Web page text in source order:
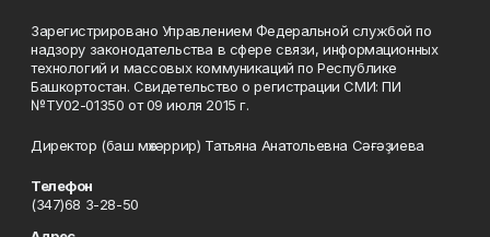
Зарегистрировано Управлением Федеральной службой по
надзору законодательства в сфере связи, информационных
технологий и массовых коммуникаций по Республике
Башкортостан. Свидетельство о регистрации СМИ: ПИ
№ТУ02-01350 от 09 июля 2015 г.
Директор (баш мөхәррир) Татьяна Анатольевна Сәғәҙиева
Телефон
(347)68 3-28-50